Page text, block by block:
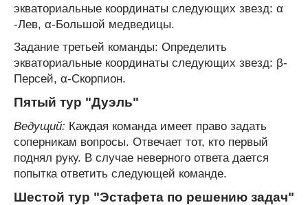
экваториальные координаты следующих звезд: α
-Лев, α-Большой медведицы.
Задание третьей команды: Определить
экваториальные координаты следующих звезд: β-
Персей, α-Скорпион.
Пятый тур "Дуэль"
Ведущий: Каждая команда имеет право задать
соперникам вопросы. Отвечает тот, кто первый
поднял руку. В случае неверного ответа дается
попытка ответить следующей команде.
Шестой тур "Эстафета по решению задач"